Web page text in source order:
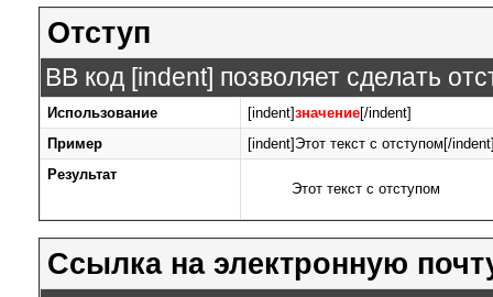
Отступ
BB код [indent] позволяет сделать
Использование [indent]значение[/indent]
Пример
[indent]Этот текст с отступом[/
Результат
Этот текст с отступом
Ссылка на электронную